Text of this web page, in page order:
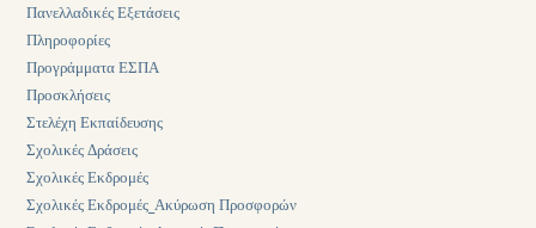
Πανελλαδικές Εξετάσεις
Πληροφορίες
Προγράμματα ΕΣΠΑ
Προσκλήσεις
Στελέχη Εκπαίδευσης
Σχολικές Δράσεις
Σχολικές Εκδρομές
Σχολικές Εκδρομές_Ακύρωση Προσφορών